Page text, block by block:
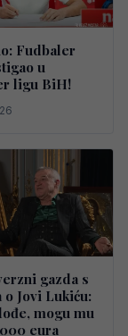
Fudbaler
u
ligu BiH!
gazda s
o Jovi Lukiću:
mogu mu
eura